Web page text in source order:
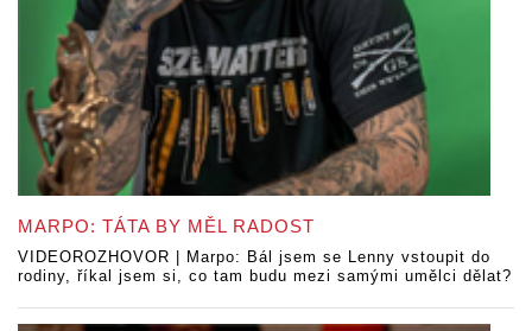
MARPO: TÁTA BY MĚL RADOST
VIDEOROZHOVOR | Marpo: Bál jsem se Lenny vstoupit do
rodiny, říkal jsem si, co tam budu mezi samými umělci dělat?